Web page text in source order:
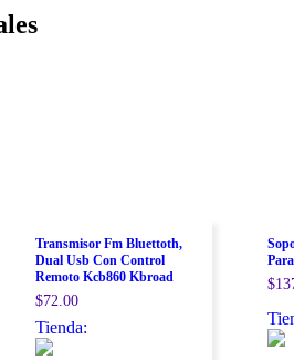
Transmisor Fm Bluettoth,
Dual Usb Con Control
Remoto Kcb860 Kbroad
$72.00
Tienda:
$